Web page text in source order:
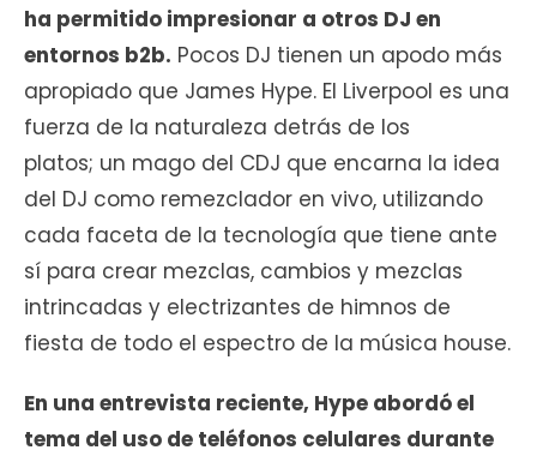
ha permitido impresionar a otros DJ en
entornos b2b. Pocos DJ tienen un apodo más
apropiado que James Hype. El Liverpool es una
fuerza de la naturaleza detrás de los
platos; un mago del CDJ que encarna la idea
del DJ como remezclador en vivo, utilizando
cada faceta de la tecnología que tiene ante
sí para crear mezclas, cambios y mezclas
intrincadas y electrizantes de himnos de
fiesta de todo el espectro de la música house.
En una entrevista reciente, Hype abordó el
tema del uso de teléfonos celulares durante